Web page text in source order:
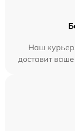
Наш курьер
доставит